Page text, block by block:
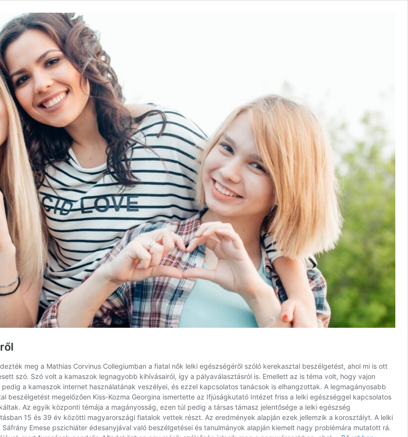
meg a Mathias Corvinus Collegiumban a fiatal nők lelki egészségéről szóló kerekasztal beszélgetést, ahol mi is ott
szó. Szó volt a kamaszok legnagyobb kihívásairól, így a pályaválasztásról is. Emellett az is téma volt, hogy vajon
a kamaszok internet használatának veszélyei, és ezzel kapcsolatos tanácsok is elhangzottak. A legmagányosabb
beszélgetést megelőzően Kiss-Kozma Georgina ismertette az Ifjúságkutató Intézet friss a lelki egészséggel kapcsolatos
Az egyik központi témája a magányosság, ezen túl pedig a társas támasz jelentősége a lelki egészség
15 és 39 év közötti magyarországi fiatalok vettek részt. Az eredmények alapján ezek jellemzik a korosztályt. A lelki
Emese pszichiáter édesanyjával való beszélgetései és tanulmányok alapján kiemelt nagy problémára mutatott rá.